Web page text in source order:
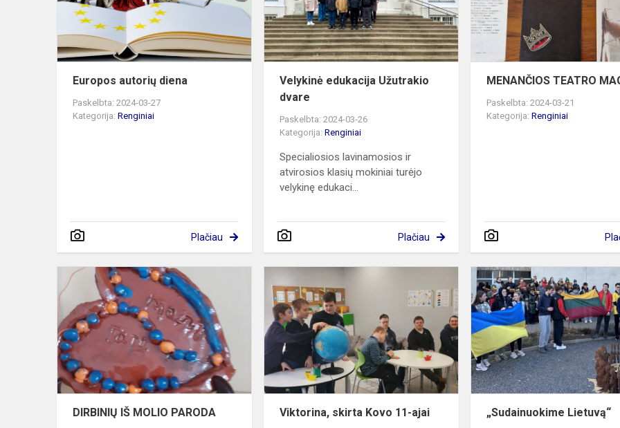
Europos autorių diena
Paskelbta: 2024-03-27
Kategorija: Renginiai
Plačiau
Velykinė edukacija Užutrakio
dvare
Paskelbta: 2024-03-26
Kategorija:Renginiai
Specialiosios lavinamosios ir
atvirosios klasių mokiniai turėjo
velykinę edukaci...
Plačiau
MENANČIOS TEATRO
Paskelbta: 2024-03-21
Kategorija:Renginiai
MOLIO
PARODA
DIRBINIŲ IŠ MOLIO PARODA
Viktorina,
skirta
Kovo
11-
ajai
Viktorina, skirta Kovo 11-ajai „Sudainuokime Lietuvą“